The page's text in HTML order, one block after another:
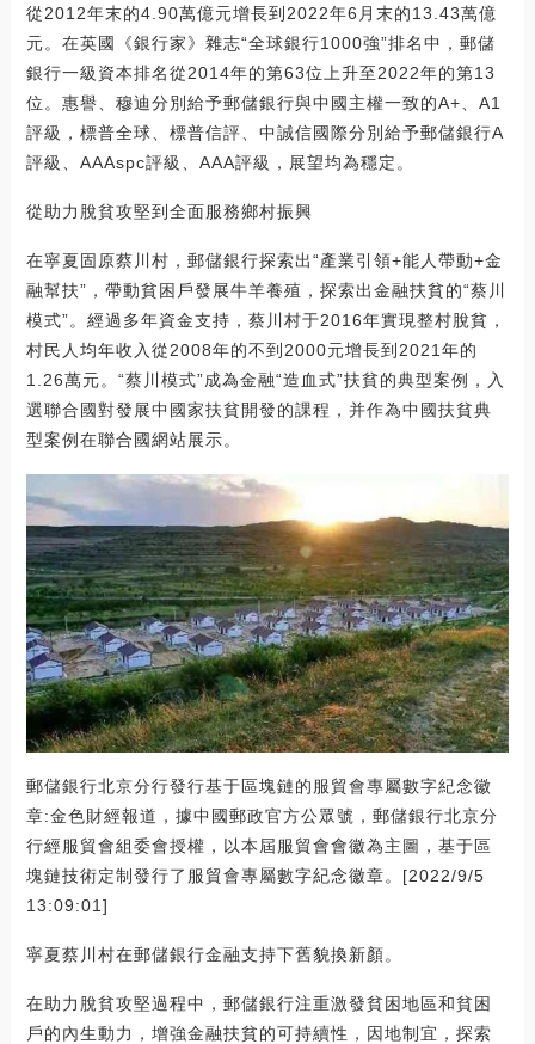
從2012年末的4.90萬億元增長到2022年6月末的13.43萬億
元。在英國《銀行家》雜志“全球銀行1000強”排名中，郵儲
銀行一級資本排名從2014年的第63位上升至2022年的第13
位。惠譽、穆迪分別給予郵儲銀行與中國主權一致的A+、A1
評級，標普全球、標普信評、中誠信國際分別給予郵儲銀行A
評級、AAAspc評級、AAA評級，展望均為穩定。
從助力脫貧攻堅到全面服務鄉村振興
在寧夏固原蔡川村，郵儲銀行探索出“產業引領+能人帶動+金
融幫扶”，帶動貧困戶發展牛羊養殖，探索出金融扶貧的“蔡川
模式”。經過多年資金支持，蔡川村于2016年實現整村脫貧，
村民人均年收入從2008年的不到2000元增長到2021年的
1.26萬元。“蔡川模式”成為金融“造血式”扶貧的典型案例，入
選聯合國對發展中國家扶貧開發的課程，并作為中國扶貧典
型案例在聯合國網站展示。
郵儲銀行北京分行發行基于區塊鏈的服貿會專屬數字紀念徽
章:金色財經報道，據中國郵政官方公眾號，郵儲銀行北京分
行經服貿會組委會授權，以本屆服貿會會徽為主圖，基于區
塊鏈技術定制發行了服貿會專屬數字紀念徽章。[2022/9/5
13:09:01]
寧夏蔡川村在郵儲銀行金融支持下舊貌換新顏。
在助力脫貧攻堅過程中，郵儲銀行注重激發貧困地區和貧困
戶的內生動力，增強金融扶貧的可持續性，因地制宜，探索